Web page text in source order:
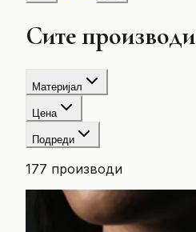
Сите производи
Материјал
Цена
Подреди
177 производи